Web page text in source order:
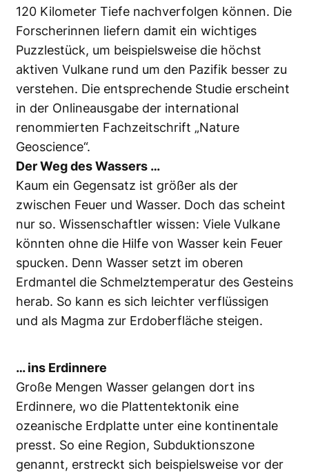
120 Kilometer Tiefe nachverfolgen können. Die
Forscherinnen liefern damit ein wichtiges
Puzzlestück, um beispielsweise die höchst
aktiven Vulkane rund um den Pazifik besser zu
verstehen. Die entsprechende Studie erscheint
in der Onlineausgabe der international
renommierten Fachzeitschrift „Nature
Geoscience“.
Der Weg des Wassers …
Kaum ein Gegensatz ist größer als der
zwischen Feuer und Wasser. Doch das scheint
nur so. Wissenschaftler wissen: Viele Vulkane
könnten ohne die Hilfe von Wasser kein Feuer
spucken. Denn Wasser setzt im oberen
Erdmantel die Schmelztemperatur des Gesteins
herab. So kann es sich leichter verflüssigen
und als Magma zur Erdoberfläche steigen.
… ins Erdinnere
Große Mengen Wasser gelangen dort ins
Erdinnere, wo die Plattentektonik eine
ozeanische Erdplatte unter eine kontinentale
presst. So eine Region, Subduktionszone
genannt, erstreckt sich beispielsweise vor der